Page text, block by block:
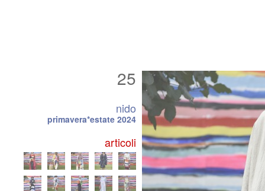
25
nido
primavera*estate 2024
articoli